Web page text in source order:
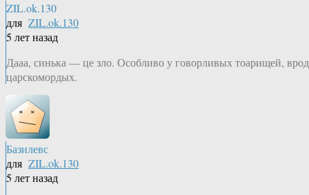
ZIL.ok.130
для ZIL.ok.130
5 лет назад
Дааа, синька — це зло. Особливо у говорливых тоарищей,
царскомордых.
Базилевс
для ZIL.ok.130
5 лет назад